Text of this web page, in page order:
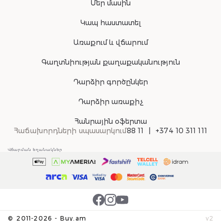
Մեր մասին
Կապ հաստատել
Առաքում և վճարում
Գաղտնիության քաղաքականություն
Դարձիր գործընկեր
Դարձիր առաքիչ
Հանրային օֆերտա
Հաճախորդների սպասարկում88 11 +374 10 311 111
© 2011-2026 - Buy.am v2
Վճարման եղանակներ